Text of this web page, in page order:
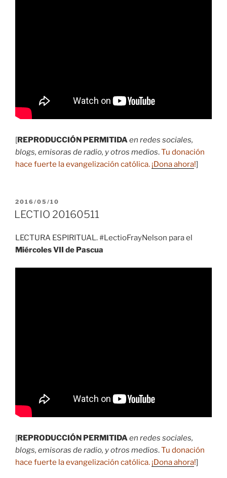
[REPRODUCCIÓN PERMITIDAen redes sociales,
blogs, emisoras de radio, y otros medios.Tu donación
hace fuerte la evangelización católica. ¡Dona ahora!]
PUBLICADO
EL
2016/05/10
LECTIO 20160511
LECTURA ESPIRITUAL. #LectioFrayNelson para el
Miércoles VII de Pascua
[REPRODUCCIÓN PERMITIDAen redes sociales,
blogs, emisoras de radio, y otros medios.Tu donación
hace fuerte la evangelización católica. ¡Dona ahora!]